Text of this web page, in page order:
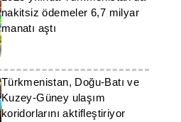
nakitsiz ödemeler 6,7 milyar
manatı aştı
Türkmenistan, Doğu-Batı ve
Kuzey-Güney ulaşım
koridorlarını aktifleştiriyor